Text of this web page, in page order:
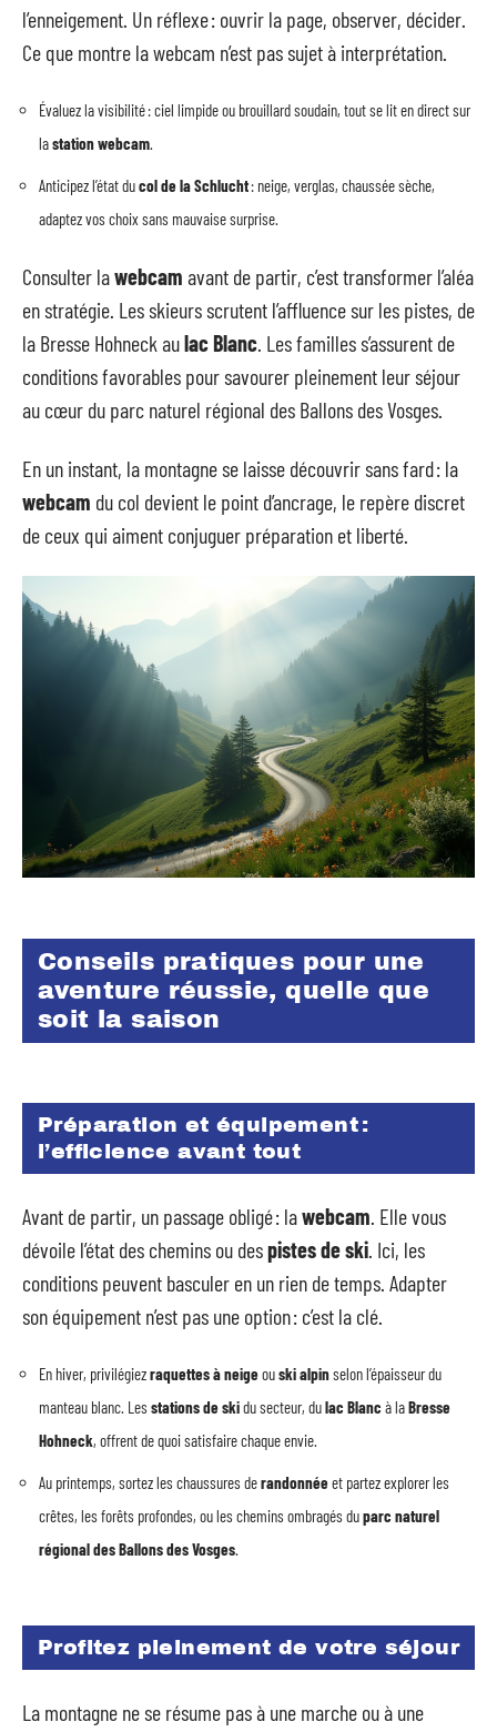
l’enneigement. Un réflexe : ouvrir la page, observer, décider.
Ce que montre la webcam n’est pas sujet à interprétation.
Évaluez la visibilité : ciel limpide ou brouillard soudain, tout se lit en direct sur
lastation webcam.
Anticipez l’état ducol de la Schlucht: neige, verglas, chaussée sèche,
adaptez vos choix sans mauvaise surprise.
Consulter lawebcam avant de partir, c’est transformer l’aléa
en stratégie. Les skieurs scrutent l’affluence sur les pistes, de
la Bresse Hohneck aulac Blanc. Les familles s’assurent de
conditions favorables pour savourer pleinement leur séjour
au cœur du parc naturel régional des Ballons des Vosges.
En un instant, la montagne se laisse découvrir sans fard : la
webcam du col devient le point d’ancrage, le repère discret
de ceux qui aiment conjuguer préparation et liberté.
Conseils pratiques pour une
aventure réussie, quelle que
soit la saison
Préparation et équipement :
l’efficience avant tout
Avant de partir, un passage obligé : lawebcam . Elle vous
dévoile l’état des chemins ou despistes de ski . Ici, les
conditions peuvent basculer en un rien de temps. Adapter
son équipement n’est pas une option : c’est la clé.
En hiver, privilégiezraquettes à neigeouski alpinselon l’épaisseur du
manteau blanc. Les stations de skidu secteur, dulac Blanc à laBresse
Hohneck, offrent de quoi satisfaire chaque envie.
Au printemps, sortez les chaussures derandonnéeet partez explorer les
crêtes, les forêts profondes, ou les chemins ombragés duparc naturel
régional des Ballons des Vosges
Profitez pleinement de votre séjour
La montagne ne se résume pas à une marche ou à une